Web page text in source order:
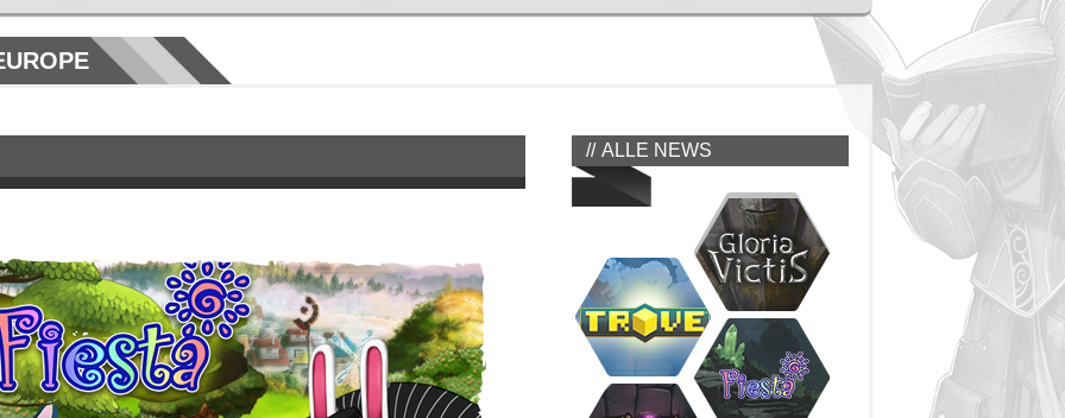
FIESTA EUROPE
BENNY DER WEIHNACHTS-ELF ERWARTET DICH!
RIFT
DIE FRÖHLICHSTE ZEIT DES JAHRES BEI RIFT IST DA!
FIESTA EUROPE
FIESTA ONLINE
UPDATE AUF LEVEL 145
ALLE NEWS